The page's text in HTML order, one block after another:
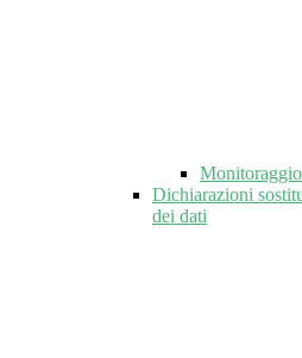
Dichiarazioni
dei dati